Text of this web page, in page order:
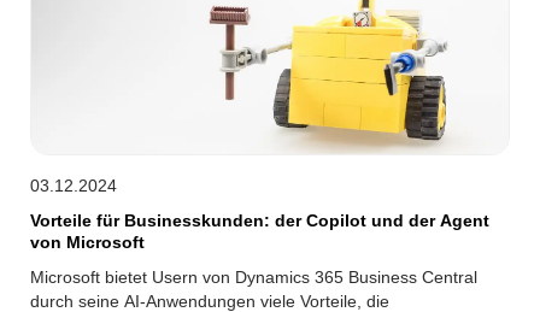
03.12.2024
Vorteile für Businesskunden: der Copilot und der Agent
von Microsoft
Microsoft bietet Usern von Dynamics 365 Business Central
durch seine AI-Anwendungen viele Vorteile, die